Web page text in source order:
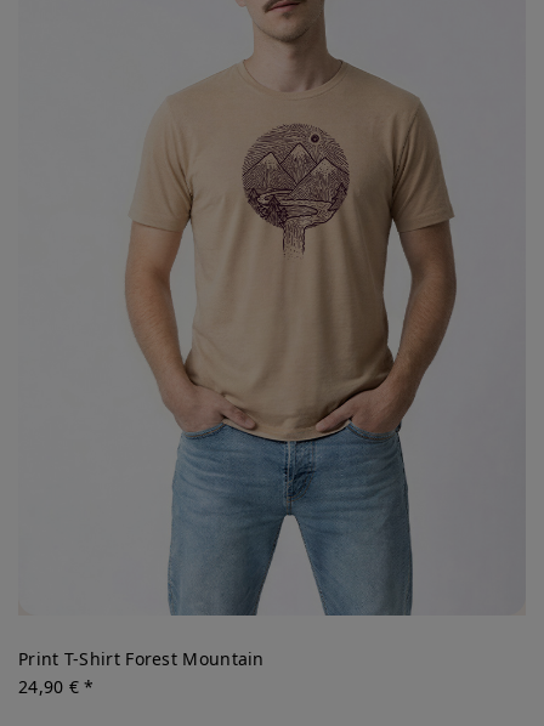
Print T-Shirt Forest Mountain
24,90 € *